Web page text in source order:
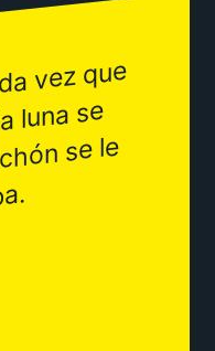
vez que
luna se
se le